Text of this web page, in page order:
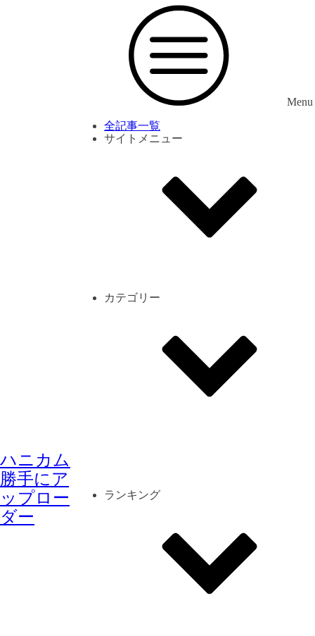
ハニカム
勝手にア
ップロー
ダー
Menu
全記事一覧
サイトメニュー
カテゴリー
ランキング